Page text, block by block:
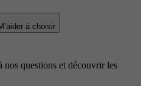
à choisir
nos questions et découvrir les